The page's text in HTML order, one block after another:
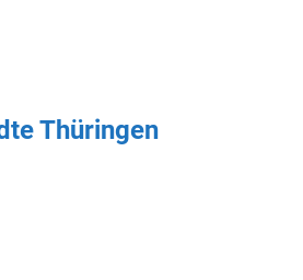
Thüringen